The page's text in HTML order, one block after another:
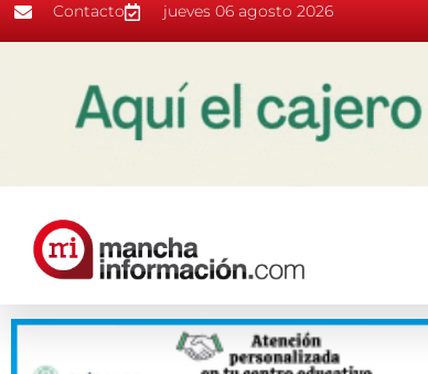
Contacto jueves 06 agosto 2026